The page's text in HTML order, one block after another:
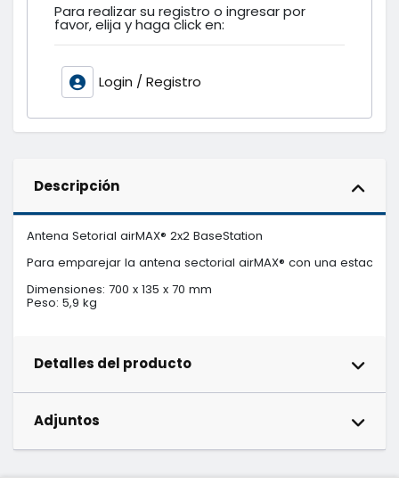
Para realizar su registro o ingresar por
favor, elija y haga click en:
Login / Registro
Descripción
Antena Setorial airMAX® 2x2 BaseStation
Para emparejar la antena sectorial airMAX® con una
Dimensiones: 700 x 135 x 70 mm
Peso: 5,9 kg
Detalles del producto
Adjuntos